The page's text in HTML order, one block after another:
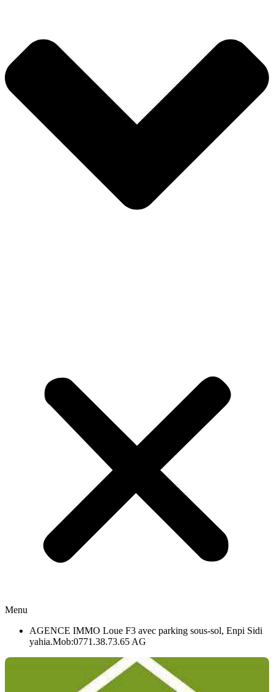
Menu
AGENCE IMMO Loue F3 avec parking sous-sol, Enpi Sidi
yahia.Mob:0771.38.73.65 AG